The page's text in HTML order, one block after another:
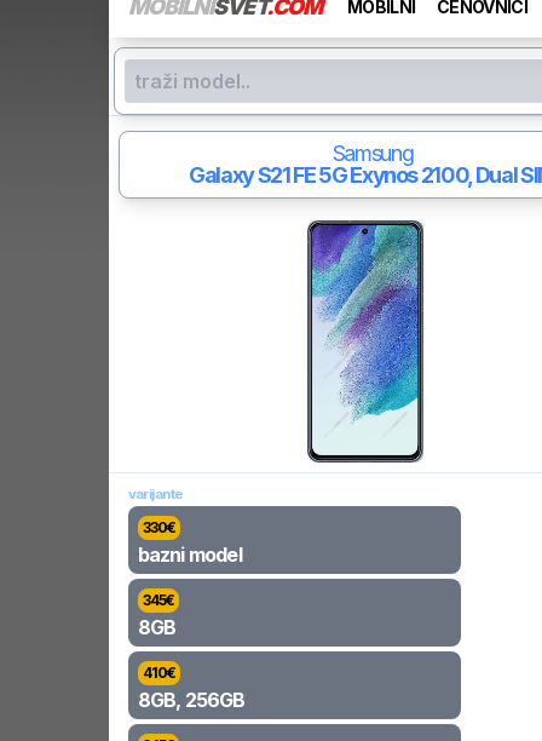
MOBILNISVET.COM MOBILNI CENOVNICI
Samsung
Galaxy S21 FE 5GExynos 2100, Dual
varijante
330€
bazni model
345€
8GB
410€
8GB, 256GB